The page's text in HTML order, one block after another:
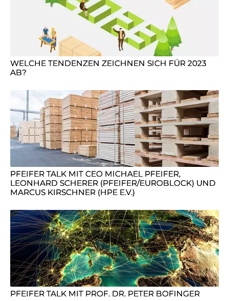
WELCHE TENDENZEN ZEICHNEN SICH FÜR 2023
AB?
PFEIFER TALK MIT CEO MICHAEL PFEIFER,
LEONHARD SCHERER (PFEIFER/EUROBLOCK) UND
MARCUS KIRSCHNER (HPE E.V.)
PFEIFER TALK MIT PROF. DR. PETER BOFINGER